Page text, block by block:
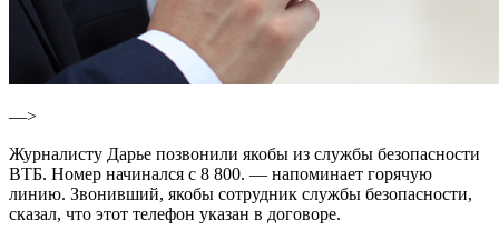
—>
Журналисту Дарье позвонили якобы из службы безопасности
ВТБ. Номер начинался с 8 800. — напоминает горячую
линию. Звонивший, якобы сотрудник службы безопасности,
сказал, что этот телефон указан в договоре.